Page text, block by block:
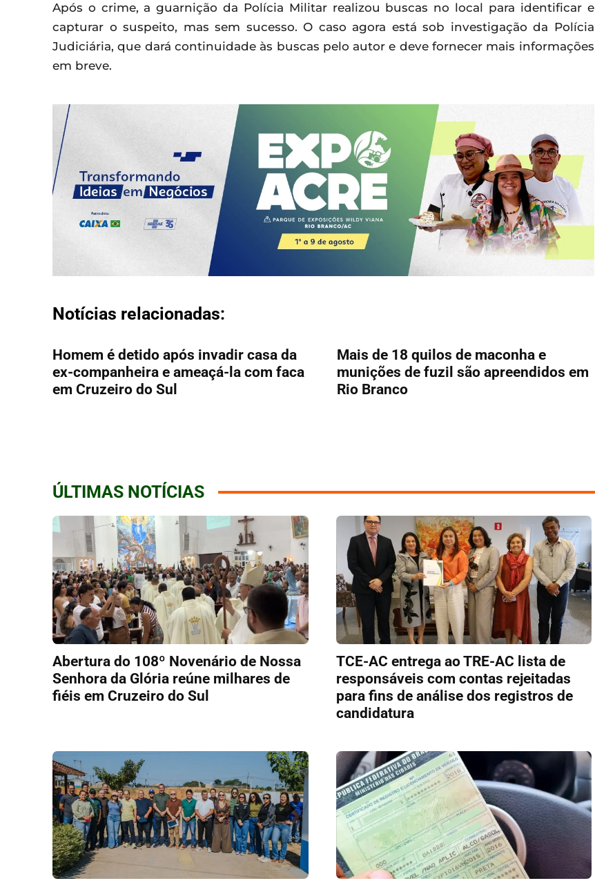
Após o crime, a guarnição da Polícia Militar realizou buscas no local para identificar e
capturar o suspeito, mas sem sucesso. O caso agora está sob investigação da Polícia
Judiciária, que dará continuidade às buscas pelo autor e deve fornecer mais informações
em breve.
Notícias relacionadas:
Homem é detido após invadir casa da
ex-companheira e ameaçá-la com faca
em Cruzeiro do Sul
Mais de 18 quilos de maconha e
munições de fuzil são apreendidos em
Rio Branco
ÚLTIMAS NOTÍCIAS
Abertura do 108º Novenário de Nossa
Senhora da Glória reúne milhares de
fiéis em Cruzeiro do Sul
TCE-AC entrega ao TRE-AC lista de
responsáveis com contas rejeitadas
para fins de análise dos registros de
candidatura